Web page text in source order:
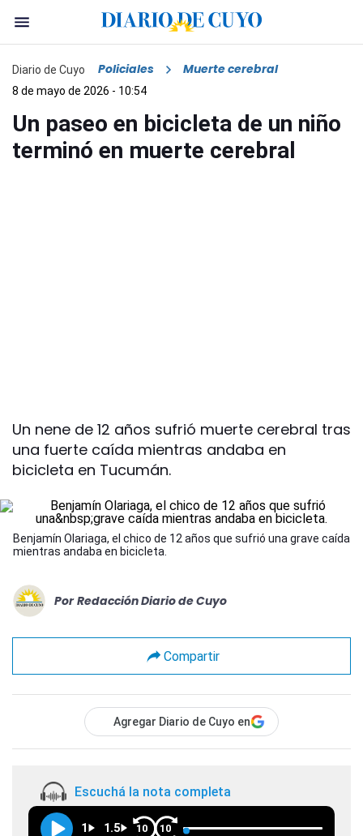
Diario de Cuyo Policiales Muerte cerebral
8 de mayo de 2026 - 10:54
Un paseo en bicicleta de un niño
terminó en muerte cerebral
Un nene de 12 años sufrió muerte cerebral tras
una fuerte caída mientras andaba en
bicicleta en Tucumán.
Benjamín Olariaga, el chico de 12 años que sufrió una grave caída
mientras andaba en bicicleta.
Por Redacción Diario de Cuyo
Compartir
Agregar Diario de Cuyo en
Escuchá la nota completa
1 1.5 10 10